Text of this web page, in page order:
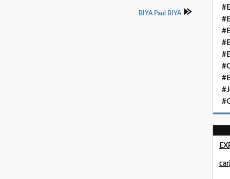
BIYA Paul BIYA